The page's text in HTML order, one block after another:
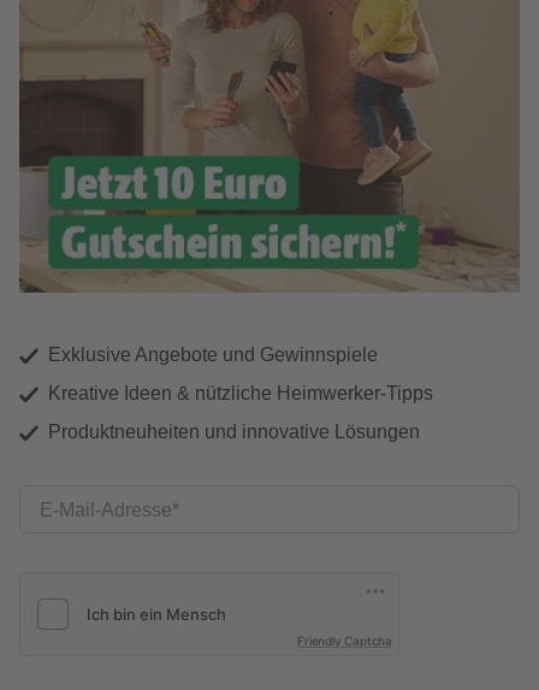
Exklusive Angebote und Gewinnspiele
Kreative Ideen & nützliche Heimwerker-Tipps
Produktneuheiten und innovative Lösungen
E-Mail-Adresse
Friendly Captcha